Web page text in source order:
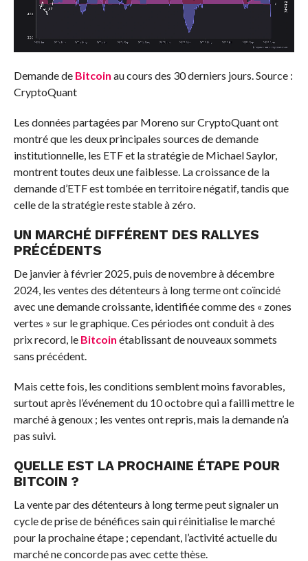
Demande de Bitcoin au cours des 30 derniers jours. Source :
CryptoQuant
Les données partagées par Moreno sur CryptoQuant ont
montré que les deux principales sources de demande
institutionnelle, les ETF et la stratégie de Michael Saylor,
montrent toutes deux une faiblesse. La croissance de la
demande d’ETF est tombée en territoire négatif, tandis que
celle de la stratégie reste stable à zéro.
UN MARCHÉ DIFFÉRENT DES RALLYES
PRÉCÉDENTS
De janvier à février 2025, puis de novembre à décembre
2024, les ventes des détenteurs à long terme ont coïncidé
avec une demande croissante, identifiée comme des « zones
vertes » sur le graphique. Ces périodes ont conduit à des
prix record, le Bitcoin établissant de nouveaux sommets
sans précédent.
Mais cette fois, les conditions semblent moins favorables,
surtout après l’événement du 10 octobre qui a failli mettre le
marché à genoux ; les ventes ont repris, mais la demande n’a
pas suivi.
QUELLE EST LA PROCHAINE ÉTAPE POUR
BITCOIN ?
La vente par des détenteurs à long terme peut signaler un
cycle de prise de bénéfices sain qui réinitialise le marché
pour la prochaine étape ; cependant, l’activité actuelle du
marché ne concorde pas avec cette thèse.